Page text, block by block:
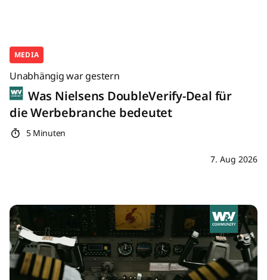
MEDIA
Unabhängig war gestern
Was Nielsens DoubleVerify-Deal für
die Werbebranche bedeutet
5 Minuten
7. Aug 2026